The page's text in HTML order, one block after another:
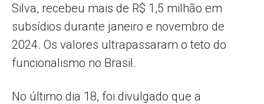
Silva, recebeu mais de R$ 1,5 milhão em
subsídios durante janeiro e novembro de
2024. Os valores ultrapassaram o teto do
funcionalismo no Brasil.
No último dia 18, foi divulgado que a